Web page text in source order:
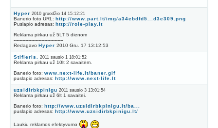
Hyper 2010 gruodžio 14 15:12:21
Banerio foto URL: http://www.part.lt/img/a34ebdfd5...d3e309.png
Puslapio adresas: http://role-play.lt
Reklama pirkau už 5LT 5 dienom
----------------------------------
Redagavo Hyper 2010 Gru. 17 13:12:53
Stifleris. 2011 sausio 1 18:01:52
Reklama pirkau už 10lt 2 savaitėm.
Banerio foto: www.next-life.lt/baner.gif
puslapio adresas: http://www.next-life.lt
uzsidirbkpinigu 2011 sausio 3 13:01:54
Reklama pirkau už 6lt 1 savaitei.
Banerio foto: http://www.uzsidirbkpinigu.lt/ba...
puslapio adresas: http://www.uzsidirbkpinigu.lt/
Laukiu reklamos efektyvumo